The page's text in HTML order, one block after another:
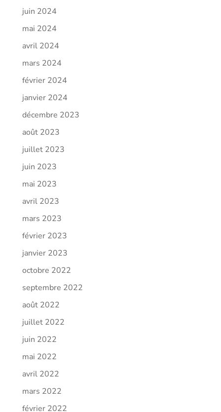
juin 2024
mai 2024
avril 2024
mars 2024
février 2024
janvier 2024
décembre 2023
août 2023
juillet 2023
juin 2023
mai 2023
avril 2023
mars 2023
février 2023
janvier 2023
octobre 2022
septembre 2022
août 2022
juillet 2022
juin 2022
mai 2022
avril 2022
mars 2022
février 2022